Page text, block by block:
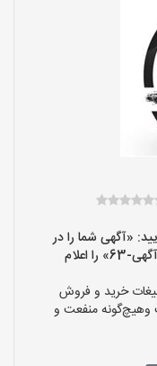
«آگهی شما را در
سایت «کارتن سازی ها» دیده ام و کد «آگهی-63» را اعلام
خرید و فروش
وهیچ‌گونه منفعت و